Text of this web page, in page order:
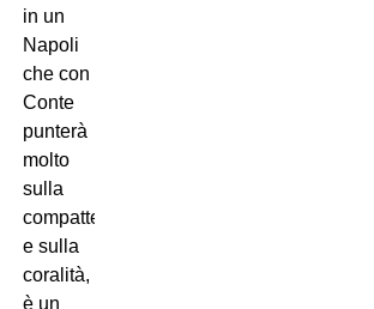
in un
Napoli
che con
Conte
punterà
molto
sulla
compattezza
e sulla
coralità,
è un